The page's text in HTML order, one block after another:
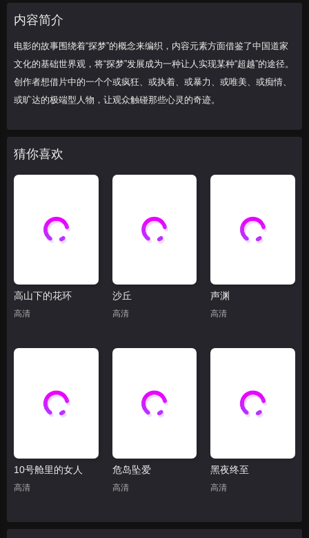
内容简介
电影的故事围绕着“探梦”的概念来编织，内容元素方面借鉴了中国道家
文化的基础世界观，将“探梦”发展成为一种让人实现某种“超越”的途径。
创作者想借片中的一个个或疯狂、或执着、或暴力、或唯美、或痴情、
或旷达的极端型人物，让观众触碰那些心灵的奇迹。
猜你喜欢
高山下的花环
高清
沙丘
高清
声渊
高清
10号舱里的女人
高清
危岛坠爱
高清
黑夜终至
高清